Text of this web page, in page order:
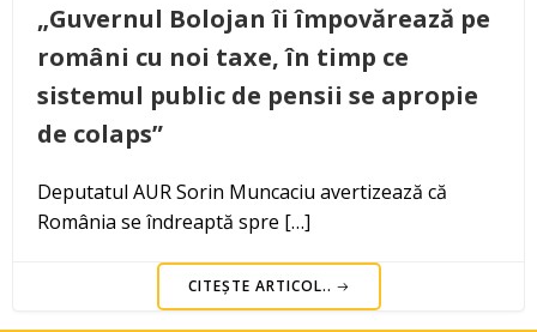
„Guvernul Bolojan îi împovărează pe
români cu noi taxe, în timp ce
sistemul public de pensii se apropie
de colaps”
Deputatul AUR Sorin Muncaciu avertizează că
România se îndreaptă spre […]
CITEȘTE ARTICOL..